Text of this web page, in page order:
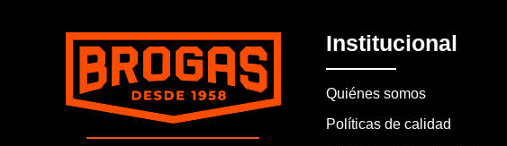
Institucional
Quiénes somos
Políticas de calidad